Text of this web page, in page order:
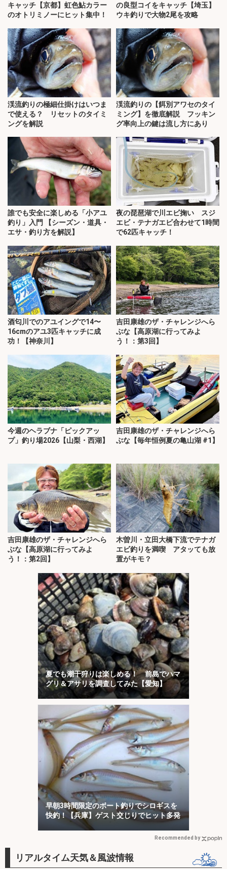
キャッチ【京都】虹色鮎カラー
のオトリミノーにヒット集中！
の良型コイをキャッチ【埼玉】
ウキ釣りで大物2尾を攻略
渓流釣りの極細仕掛けはいつま
で使える？ リセットのタイミ
ングを解説
渓流釣りの【餌別アワセのタイ
ミング】を徹底解説 フッキン
グ率向上の鍵は流し方にあり
誰でも安全に楽しめる「小アユ
釣り」入門 【シーズン・道具・
エサ・釣り方を解説】
夜の琵琶湖で川エビ掬い スジ
エビ・テナガエビ合わせて1時間
で62匹キャッチ！
酒匂川でのアユイングで14〜
16cmのアユ3匹キャッチに成
功！【神奈川】
吉田康雄のザ・チャレンジへら
ぶな【高原湖に行ってみよ
う！：第3回】
今週のヘラブナ「ピックアッ
プ」釣り場2026【山梨・西湖】
吉田康雄のザ・チャレンジへら
ぶな【毎年恒例夏の亀山湖 #1】
吉田康雄のザ・チャレンジへら
ぶな【高原湖に行ってみよ
う！：第2回】
木曽川・立田大橋下流でテナガ
エビ釣りを満喫 アタッても放
置がキモ？
夏でも潮干狩りは楽しめる！ 前島でハマ
グリ＆アサリを調査してみた【愛知】
早朝3時間限定のボート釣りでシロギスを
快釣！【兵庫】ゲスト交じりでヒット多発
Recommended by
リアルタイム天気＆風波情報